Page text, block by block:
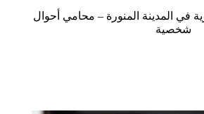
في المدينة المنورة – محامي أحوال
شخصية